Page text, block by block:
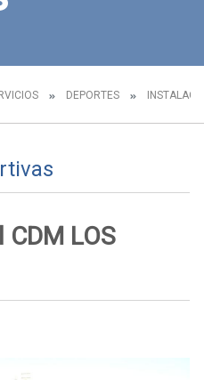
DEPORTES
LOS